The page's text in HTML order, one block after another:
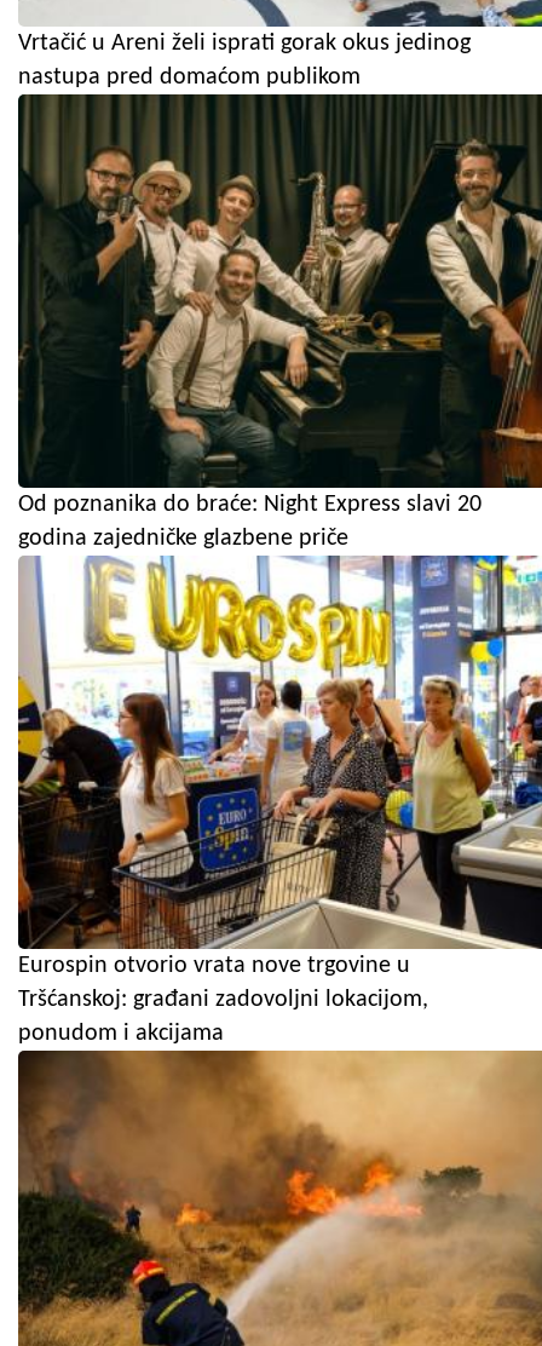
Vrtačić u Areni želi isprati gorak okus jedinog
nastupa pred domaćom publikom
Od poznanika do braće: Night Express slavi 20
godina zajedničke glazbene priče
Eurospin otvorio vrata nove trgovine u
Tršćanskoj: građani zadovoljni lokacijom,
ponudom i akcijama